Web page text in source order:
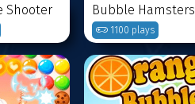
Shooter Bubble Hamsters
1100 plays